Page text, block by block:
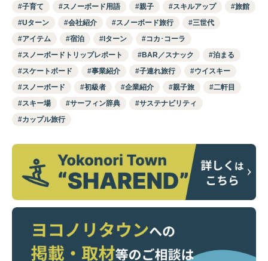
子育て
スノーボード用語 親子 スキルアップ
旅館
Uターン
会社紹介 スノーボード旅行
三世代
アイテム
宿泊 Iターン
コカ･コーラ
スノーボードトリップレポート
BAR／スナック
泊まる
スケートボード
事業紹介 子連れ旅行
ウイスキー
スノーボード
初級者 企業紹介 親子旅
二軒目
スキー場
サーフィン辞典
サステナビリティ
カップル旅行